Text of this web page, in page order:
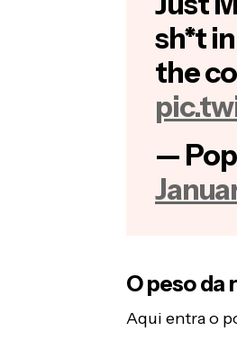
sh*t
the
—
O peso da
Aqui entra o